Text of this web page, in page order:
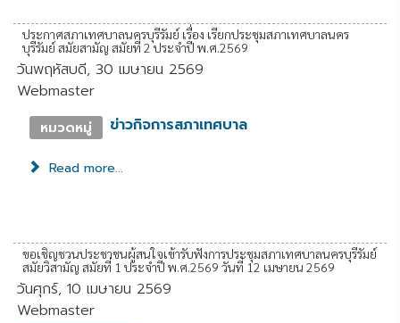
ประกาศสภาเทศบาลนครบุรีรัมย์ เรื่อง เรียกประชุมสภาเทศบาลนคร
บุรีรัมย์ สมัยสามัญ สมัยที่ 2 ประจำปี พ.ศ.2569
วันพฤหัสบดี, 30 เมษายน 2569
Webmaster
หมวดหมู่ ข่าวกิจการสภาเทศบาล
Read more...
ขอเชิญชวนประชาชนผู้สนใจเข้ารับฟังการประชุมสภาเทศบาลนครบุรีรัมย์
สมัยวิสามัญ สมัยที่ 1 ประจำปี พ.ศ.2569 วันที่ 12 เมษายน 2569
วันศุกร์, 10 เมษายน 2569
Webmaster